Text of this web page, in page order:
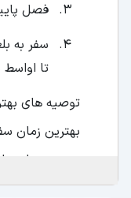
فصل
سفر به
تا
توصیه های
بهترين زمان
بهترین زمان
بارش برف و